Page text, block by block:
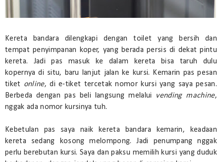
Kereta bandara dilengkapi dengan toilet yang bersih dan
tempat penyimpanan koper, yang berada persis di dekat pintu
kereta. Jadi pas masuk ke dalam kereta bisa taruh dulu
kopernya di situ, baru lanjut jalan ke kursi. Kemarin pas pesan
tiket online, di e-tiket tercetak nomor kursi yang saya pesan.
Berbeda dengan pas beli langsung melalui
vending machine,
nggak ada nomor kursinya tuh.
Kebetulan pas saya naik kereta bandara kemarin, keadaan
kereta sedang kosong melompong. Jadi penumpang nggak
perlu berebutan kursi. Saya dan paksu memilih kursi yang duduk